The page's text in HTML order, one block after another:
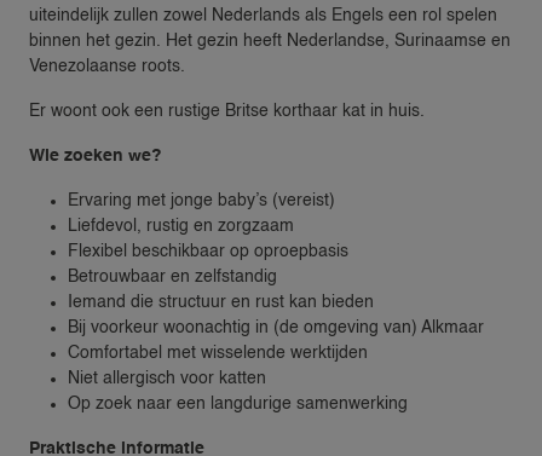
uiteindelijk zullen zowel Nederlands als Engels een rol spelen
binnen het gezin. Het gezin heeft Nederlandse, Surinaamse en
Venezolaanse roots.
Er woont ook een rustige Britse korthaar kat in huis.
Wie zoeken we?
Ervaring met jonge baby’s (vereist)
Liefdevol, rustig en zorgzaam
Flexibel beschikbaar op oproepbasis
Betrouwbaar en zelfstandig
Iemand die structuur en rust kan bieden
Bij voorkeur woonachtig in (de omgeving van) Alkmaar
Comfortabel met wisselende werktijden
Niet allergisch voor katten
Op zoek naar een langdurige samenwerking
Praktische informatie